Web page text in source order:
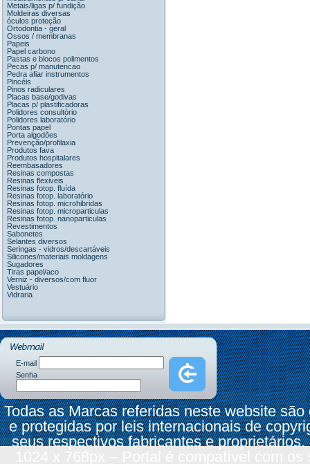
Metais/ligas p/ fundição
Moldeiras diversas
óculos proteção
Ortodontia - geral
Ossos / membranas
Papeis
Papel carbono
Pastas e blocos polimentos
Pecas p/ manutencao
Pedra afiar instrumentos
Pincéis
Pinos radiculares
Placas base/godivas
Placas p/ plastificadoras
Polidores consultório
Polidores laboratório
Pontas papel
Porta algodões
Prevenção/profilaxia
Produtos fava
Produtos hospitalares
Reembasadores
Resinas compostas
Resinas flexiveis
Resinas fotop. fluída
Resinas fotop. laboratório
Resinas fotop. microhibridas
Resinas fotop. microparticulas
Resinas fotop. nanoparticulas
Revestimentos
Sabonetes
Selantes diversos
Seringas - vidros/descartáveis
Silicones/materiais moldagens
Sugadores
Tiras papel/aco
Verniz - diversos/com fluor
Vestuário
Vidraria
E-mail
Senha
Todas as Marcas referidas neste website
e protegidas por leis internacionais de
seus respectivos fabricantes e